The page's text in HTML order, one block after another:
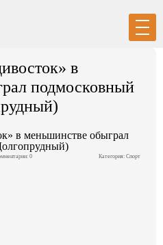
в
подмосковный
0 Категория: Спорт